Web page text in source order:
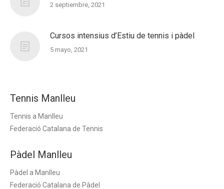
2 septiembre, 2021
Cursos intensius d’Estiu de tennis i pàdel
5 mayo, 2021
Tennis Manlleu
Tennis a Manlleu
Federació Catalana de Tennis
Pàdel Manlleu
Pàdel a Manlleu
Federació Catalana de Pàdel